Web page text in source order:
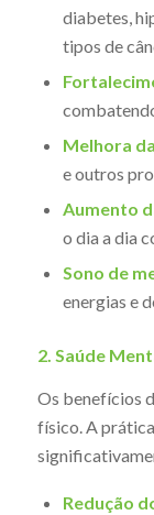
diabetes,
tipos de
Melhora
e outros
Aumento
o dia a dia
Sono de
energias e
2. Saúde
Os benefícios
físico. A
Redução